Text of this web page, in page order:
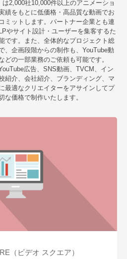
2,000社10,000件以上のアニメーショ
績をもとに低価格・高品質な動画でお
ミットします。パートナー企業とも連
やサイト設計・ユーザーを集客するた
です。また、全体的なプロジェクト総
、企画段階からの制作も、YouTube動
どの一部業務のご依頼も可能です。
広告、SNS動画、TVCM、イン
紹介、会社紹介、ブランディング、マ
最適なクリエイターをアサインしてプ
な価格で制作いたします。
（ビデオ スクエア）